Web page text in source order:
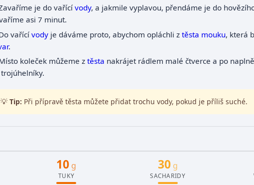
je do vařící vody, a jakmile vyplavou, přendáme je do
asi 7 minut.
vařící vodyje dáváme proto, abychom opláchli z těsta mouku, která
.
koleček můžeme z těsta nakrájet rádlem malé čtverce a po
💡Tip: Při přípravě těsta můžete přidat trochu vody, pokud je příliš suché.
10g
TUKY
30g
SACHARIDY